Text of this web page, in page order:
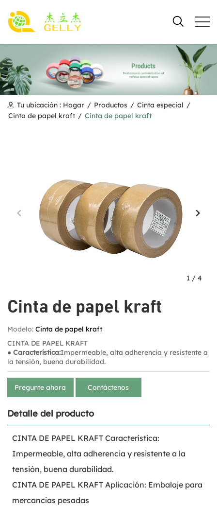
Tu ubicación : Hogar / Productos / Cinta especial /
Cinta de papel kraft / Cinta de papel kraft
Cinta de papel kraft
Modelo: Cinta de papel kraft
CINTA DE PAPEL KRAFT
● Característica:Impermeable, alta adherencia y resistente a
la tensión, buena durabilidad.
Pregunte ahora Contáctenos
1 / 4
Detalle del producto
CINTA DE PAPEL KRAFT Característica:
Impermeable, alta adherencia y resistente a la
tensión, buena durabilidad.
CINTA DE PAPEL KRAFT Aplicación: Embalaje para
mercancías pesadas